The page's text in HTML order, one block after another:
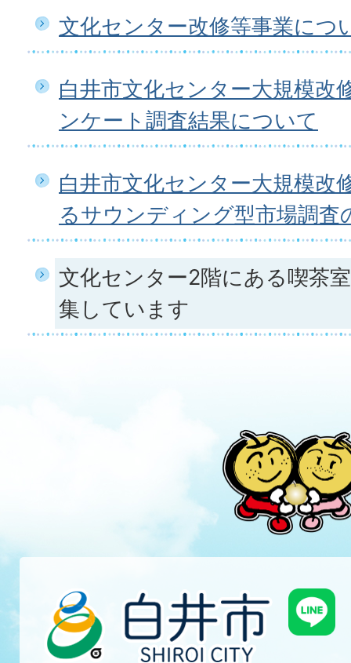
文化センター改修等事業につ
白井市文化センター大規模改
ンケート調査結果について
白井市文化センター大規模改
るサウンディング型市場調査
文化センター2階にある喫茶
集しています